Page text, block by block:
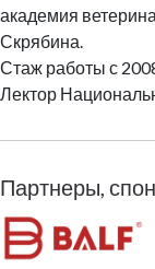
академия
Скрябина.
Стаж работы с
Лектор
Партнеры,